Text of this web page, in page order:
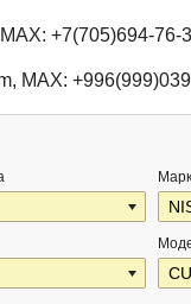
+7(705)694-76-
MAX: